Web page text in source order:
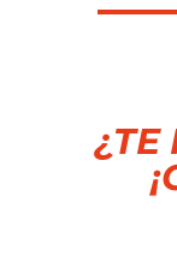
¿TE